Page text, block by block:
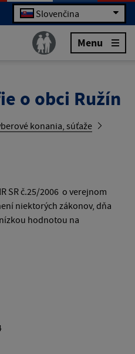
Slovenčina
Menu
o obci Ružín
konania, súťaže
SR č.25/2006 o verejnom
niektorých zákonov, dňa
hodnotou na